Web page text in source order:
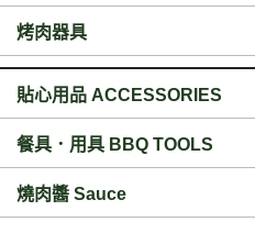
烤肉器具
貼心用品 ACCESSORIES
餐具．用具 BBQ TOOLS
燒肉醬 Sauce